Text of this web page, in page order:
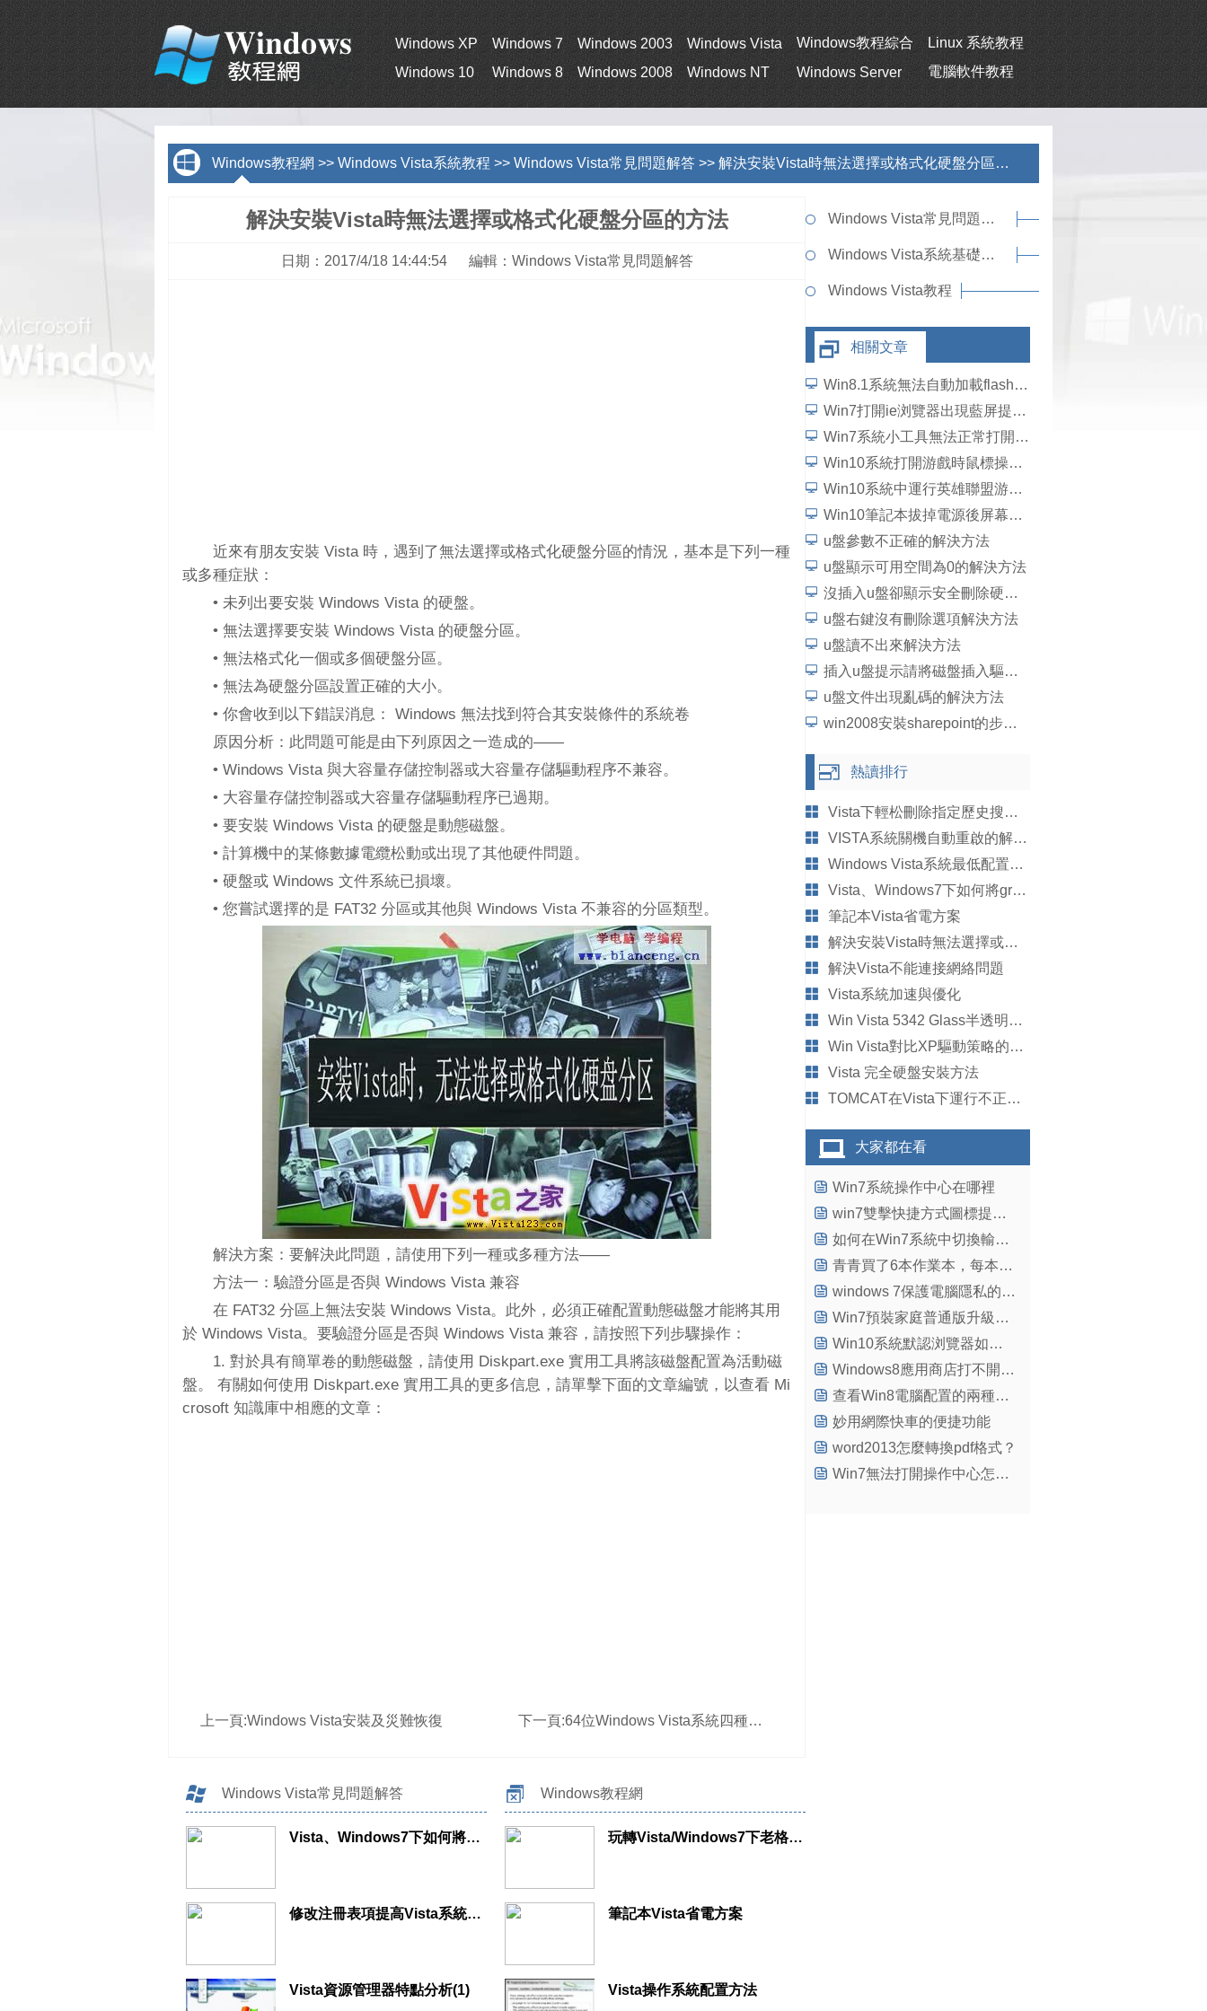
Windows XP Windows 7 Windows 2003 Windows Vista Windows教程綜合
Linux 系統教程
Windows 10
Windows 8 Windows 2008 Windows NT Windows Server 電腦軟件教程
Windows教程網 >> Windows Vista系統教程 >> Windows Vista常見問題解答 >> 解決安裝Vista時無法選擇或格式化硬盤分區的方法
解決安裝Vista時無法選擇或格式化硬盤分區的方法
日期：2017/4/18 14:44:54 編輯：Windows Vista常見問題解答
近來有朋友安裝 Vista 時，遇到了無法選擇或格式化硬盤分區的情況，基本是下列一種
或多種症狀：
• 未列出要安裝 Windows Vista 的硬盤。
• 無法選擇要安裝 Windows Vista 的硬盤分區。
• 無法格式化一個或多個硬盤分區。
• 無法為硬盤分區設置正確的大小。
• 你會收到以下錯誤消息： Windows 無法找到符合其安裝條件的系統卷
原因分析：此問題可能是由下列原因之一造成的——
• Windows Vista 與大容量存儲控制器或大容量存儲驅動程序不兼容。
• 大容量存儲控制器或大容量存儲驅動程序已過期。
• 要安裝 Windows Vista 的硬盤是動態磁盤。
• 計算機中的某條數據電纜松動或出現了其他硬件問題。
• 硬盤或 Windows 文件系統已損壞。
• 您嘗試選擇的是 FAT32 分區或其他與 Windows Vista 不兼容的分區類型。
解決方案：要解決此問題，請使用下列一種或多種方法——
方法一：驗證分區是否與 Windows Vista 兼容
在 FAT32 分區上無法安裝 Windows Vista。此外，必須正確配置動態磁盤才能將其用
於 Windows Vista。要驗證分區是否與 Windows Vista 兼容，請按照下列步驟操作：
1. 對於具有簡單卷的動態磁盤，請使用 Diskpart.exe 實用工具將該磁盤配置為活動磁
盤。 有關如何使用 Diskpart.exe 實用工具的更多信息，請單擊下面的文章編號，以查看 Mi
crosoft 知識庫中相應的文章：
上一頁:Windows Vista安裝及災難恢復 下一頁:64位Windows Vista系統四種安裝方法
Windows Vista常見問題解答 Windows教程網
Vista、Windows7下如何將grub加入開機菜單 玩轉Vista/Windows7下老格式事件日志分析
修改注冊表項提高Vista系統寬帶上網速度 筆記本Vista省電方案
Vista資源管理器特點分析(1) Vista操作系統配置方法
Windows Vista常見問題解答
Windows Vista系統基礎知識
Windows Vista教程
相關文章
Win8.1系統無法自動加載flash插件如何解決？
Win7打開ie浏覽器出現藍屏提示“錯誤代碼c0000145”如何解決？
Win7系統小工具無法正常打開如何解決？
Win10系統打開游戲時鼠標操作延遲了怎麼解決？
Win10系統中運行英雄聯盟游戲崩潰、閃退問題怎麼解決？
Win10筆記本拔掉電源後屏幕變暗如何解決？
u盤參數不正確的解決方法
u盤顯示可用空間為0的解決方法
沒插入u盤卻顯示安全刪除硬件並彈出媒體解決方法
u盤右鍵沒有刪除選項解決方法
u盤讀不出來解決方法
插入u盤提示請將磁盤插入驅動器解決方法
u盤文件出現亂碼的解決方法
win2008安裝sharepoint的步驟詳細圖文教程
熱讀排行
Vista下輕松刪除指定歷史搜索記錄
VISTA系統關機自動重啟的解決辦法
Windows Vista系統最低配置要求
Vista、Windows7下如何將grub加入開機菜單
筆記本Vista省電方案
解決安裝Vista時無法選擇或格式化硬盤分區的方法
解決Vista不能連接網絡問題
Vista系統加速與優化
Win Vista 5342 Glass半透明效果圖
Win Vista對比XP驅動策略的區別
Vista 完全硬盤安裝方法
TOMCAT在Vista下運行不正常的問題解決方法
大家都在看
Win7系統操作中心在哪裡
win7雙擊快捷方式圖標提示“選擇打開的方式”如何解決
如何在Win7系統中切換輸入法老有提示聲
青青買了6本作業本，每本1.45元。用買6本作業本的錢正好能買3本筆記本，筆記本每本多
windows 7保護電腦隱私的幾個妙招
Win7預裝家庭普通版升級專業版小訣竅
Win10系統默認浏覽器如何設置
Windows8應用商店打不開的2個解決方法
查看Win8電腦配置的兩種操作方法
妙用網際快車的便捷功能
word2013怎麼轉換pdf格式？
Win7無法打開操作中心怎麼辦？